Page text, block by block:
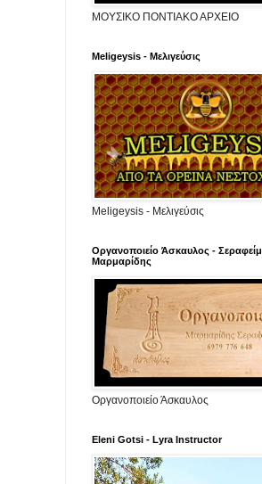
ΜΟΥΣΙΚΟ ΠΟΝΤΙΑΚΟ ΑΡΧΕΙΟ
Meligeysis - Μελιγεύσις
Meligeysis - Μελιγεύσις
Οργανοποιείο Άσκαυλος - Σεραφείμ
Μαρμαρίδης
Οργανοποιείο Άσκαυλος
Eleni Gotsi - Lyra Instructor